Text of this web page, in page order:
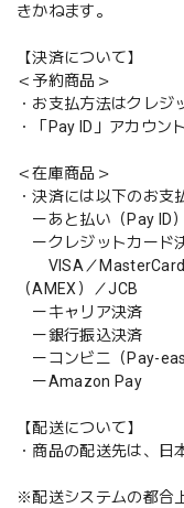
きかねます。
【決済について】
＜予約商品＞
・お支払方法はクレジ
・「Pay ID」アカウン
＜在庫商品＞
・決済には以下のお支
ーあと払い（Pay ID）
ークレジットカード
VISA／MasterCard
（AMEX）／JCB
ーキャリア決済
ー銀行振込決済
ーコンビニ（Pay-
ーAmazon Pay
【配送について】
・商品の配送先は、日
※配送システムの都合